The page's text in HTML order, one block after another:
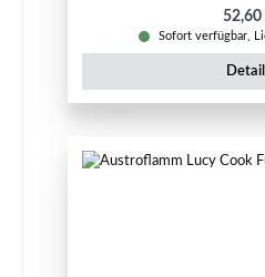
52,60
Sofort verfügbar,